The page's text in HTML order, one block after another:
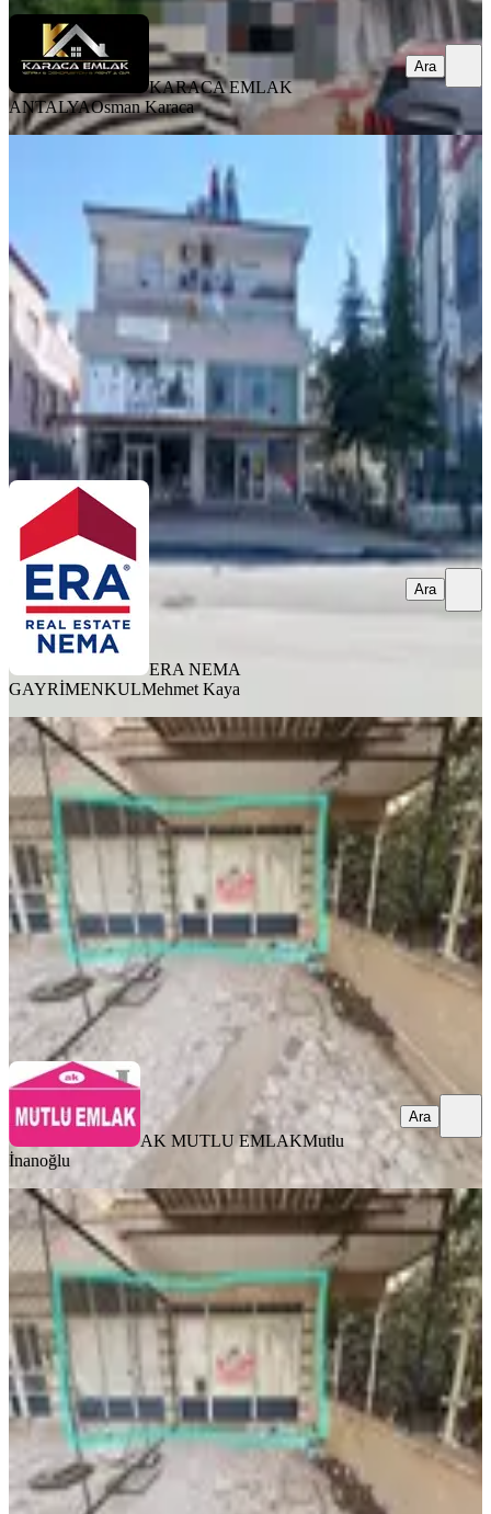
KARACA EMLAK
ANTALYAOsman Karaca
Ara
Antalya Kepez Varsak Aktoprak
Mahallesi Kiralık İş Yeri
Kepez, Aktoprak Mahallesi
1 Oda·321 m²·Düz Giriş (Zemin)· 15.05.2026
38.000 ₺
ERA NEMA GAYRİMENKULMehmet Kaya
ERA NEMA
GAYRİMENKULMehmet Kaya
Ara
YENİ
A K Mutludan İster Dükkan Yap İster
Depo Yap 100m2 Dükkan
Kepez, Gülveren Mahallesi
1 Oda · 101 m² · Düz Giriş (Zemin)·05.08.2026
35.000 ₺
AK MUTLU EMLAK Mutlu İnanoğlu
Ara
AK MUTLU EMLAKMutlu
İnanoğlu
Ara
YENİ
A K Mutludan İster Dükkan Yap İster
Depo Yap 100m2 Dükkan
Kepez, Gülveren Mahallesi
1 Oda·101 m²· Bahçe katı ·06.08.2026
35.000 ₺
AK MUTLU EMLAK
Ara